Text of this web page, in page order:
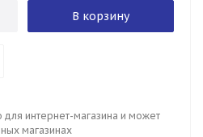
В корзину
для интернет-магазина и может
магазинах